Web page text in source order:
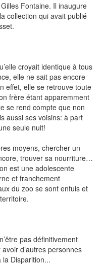
JEUNESSE
FILM
Fontaine. Il inaugure
collection qui avait publié
croyait identique à tous
elle ne sait pas encore
effet, elle se retrouve toute
frère étant apparemment
se rend compte que non
aussi ses voisins: à part
seule nuit!
moyens, chercher un
trouver sa nourriture…
est une adolescente
et franchement
du zoo se sont enfuis et
pas définitivement
d’autres personnes
Disparition...